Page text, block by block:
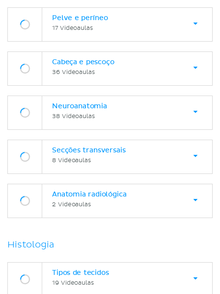
Pelve e períneo
17 Videoaulas
Cabeça e pescoço
36 Videoaulas
Neuroanatomia
38 Videoaulas
Secções transversais
8 Videoaulas
Anatomia radiológica
2 Videoaulas
Histologia
Tipos de tecidos
19 Videoaulas